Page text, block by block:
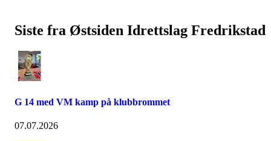
Siste fra Østsiden Idrettslag Fredrikstad
G 14 med VM kamp på klubbrommet
07.07.2026